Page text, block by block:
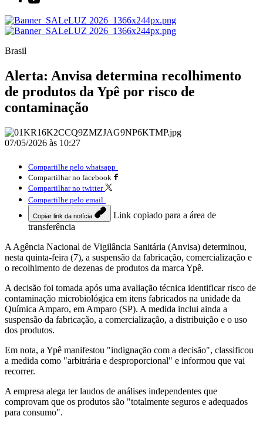
Brasil
Alerta: Anvisa determina recolhimento
de produtos da Ypê por risco de
contaminação
07/05/2026 às 10:27
Compartilhe pelo whatsapp
Compartilhar no facebook
Compartilhar no twitter
Compartilhe pelo email
Copiar link da notícia
Link copiado para a área de
transferência
A Agência Nacional de Vigilância Sanitária (Anvisa) determinou,
nesta quinta-feira (7), a suspensão da fabricação, comercialização e
o recolhimento de dezenas de produtos da marca Ypê.
A decisão foi tomada após uma avaliação técnica identificar risco de
contaminação microbiológica em itens fabricados na unidade da
Química Amparo, em Amparo (SP). A medida inclui ainda a
suspensão da fabricação, a comercialização, a distribuição e o uso
dos produtos.
Em nota, a Ypê manifestou "indignação com a decisão", classificou
a medida como "arbitrária e desproporcional" e informou que vai
recorrer.
A empresa alega ter laudos de análises independentes que
comprovam que os produtos são "totalmente seguros e adequados
para consumo".